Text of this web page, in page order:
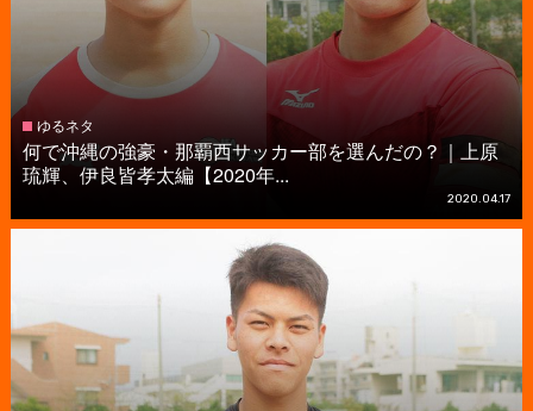
ゆるネタ
何で沖縄の強豪・那覇西サッカー部を選んだの？｜上原
琉輝、伊良皆孝太編【2020年...
2020.04.17